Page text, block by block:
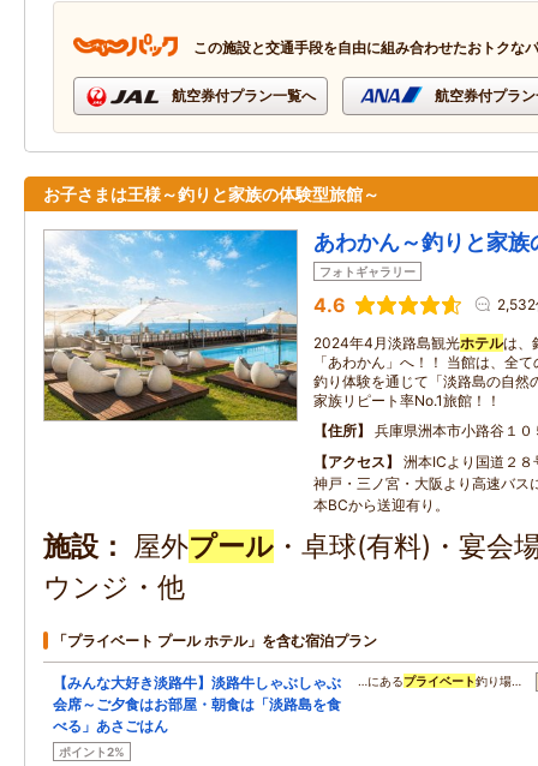
この施設と交通手段を自由に組み合わせたおトクな
航空券付プラン一覧へ 航空券付プラ
お子さまは王様～釣りと家族の体験型旅館～
あわかん～釣りと家族
フォトギャラリー
4.6
2024年4月淡路島観光ホテルは、
「あわかん」へ！！ 当館は、全
釣り体験を通じて「淡路島の自然
家族リピート率No.1旅館！！
住所
兵庫県洲本市小路谷１０
アクセス
洲本ICより国道２
神戸・三ノ宮・大阪より高速バス
本BCから送迎有り。
施設 屋外プール ・卓球(有料)・宴会
ウンジ・他
「プライベート プール ホテル」を含む宿泊プラン
【みんな大好き淡路牛】淡路牛しゃぶしゃぶ
会席～ご夕食はお部屋・朝食は「淡路島を食
べる」あさごはん
ポイント2%
…にあるプライベート釣り場…